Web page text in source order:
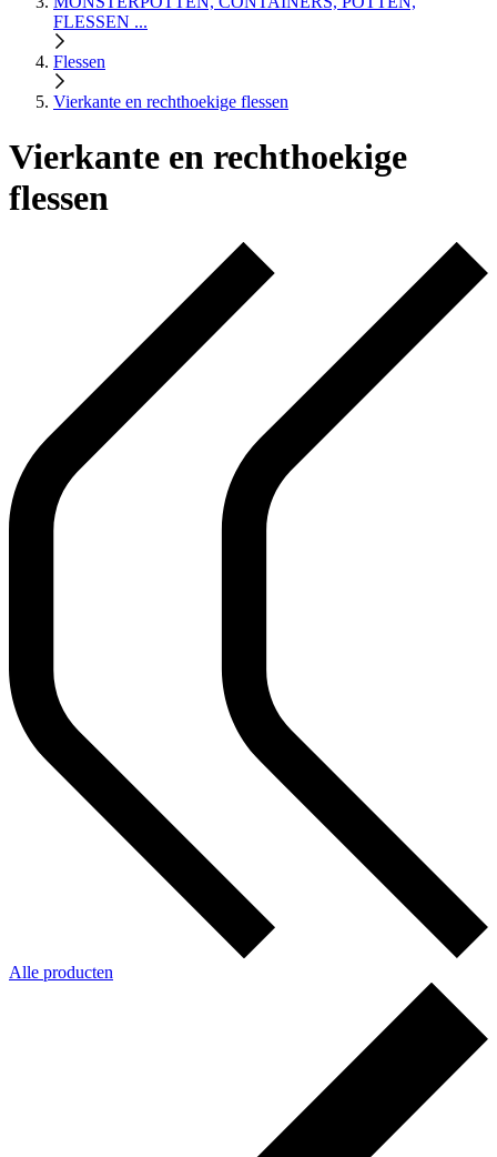
FLESSEN ...
Flessen
Vierkante en rechthoekige flessen
Vierkante en rechthoekige
flessen
Alle producten